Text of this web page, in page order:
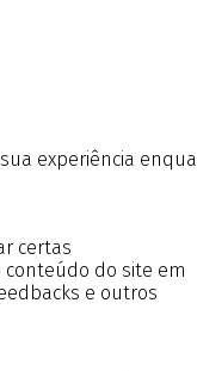
experiência
certas
do site em
e outros